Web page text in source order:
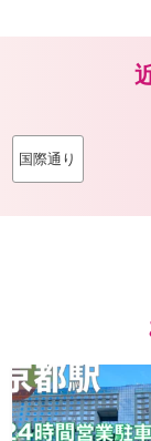
国際通り